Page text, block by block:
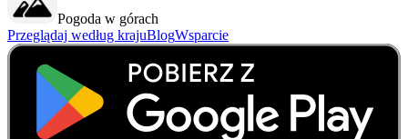
Pogoda w górach
Przeglądaj według krajuBlogWsparcie